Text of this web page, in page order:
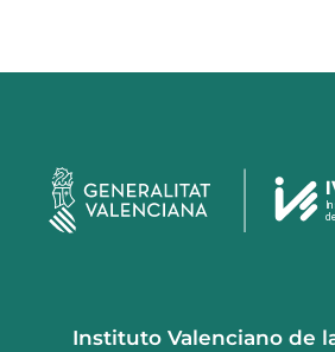
Instituto Valenciano de